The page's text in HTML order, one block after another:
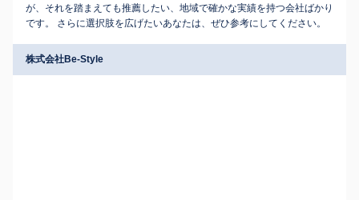
が、それを踏まえても推薦したい、地域で確かな実績を持つ会社ばかり
です。 さらに選択肢を広げたいあなたは、ぜひ参考にしてください。
株式会社Be-Style